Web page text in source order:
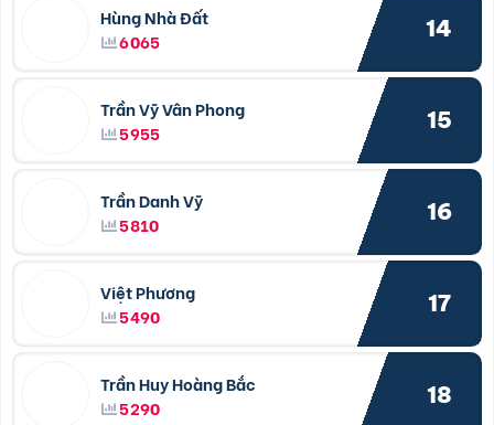
Hùng Nhà Đất
6065
14
Trần Vỹ Vân Phong
5955
15
Trần Danh Vỹ
5810
16
Việt Phương
5490
17
Trần Huy Hoàng Bắc
5290
18